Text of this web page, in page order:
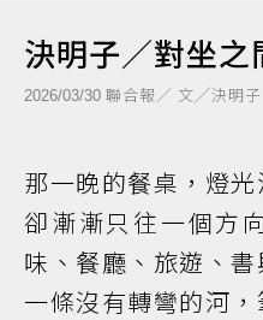
決明子／對坐之
2026/03/30 聯合報／ 文╱決明子
那一晚的餐桌，燈
卻漸漸只往一個方
味、餐廳、旅遊、
一條沒有轉彎的河